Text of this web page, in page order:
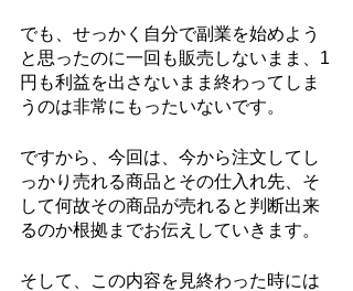
でも、せっかく自分で副業を始めよう
と思ったのに一回も販売しないまま、1
円も利益を出さないまま終わってしま
うのは非常にもったいないです。
ですから、今回は、今から注文してし
っかり売れる商品とその仕入れ先、そ
して何故その商品が売れると判断出来
るのか根拠までお伝えしていきます。
そして、この内容を見終わった時には